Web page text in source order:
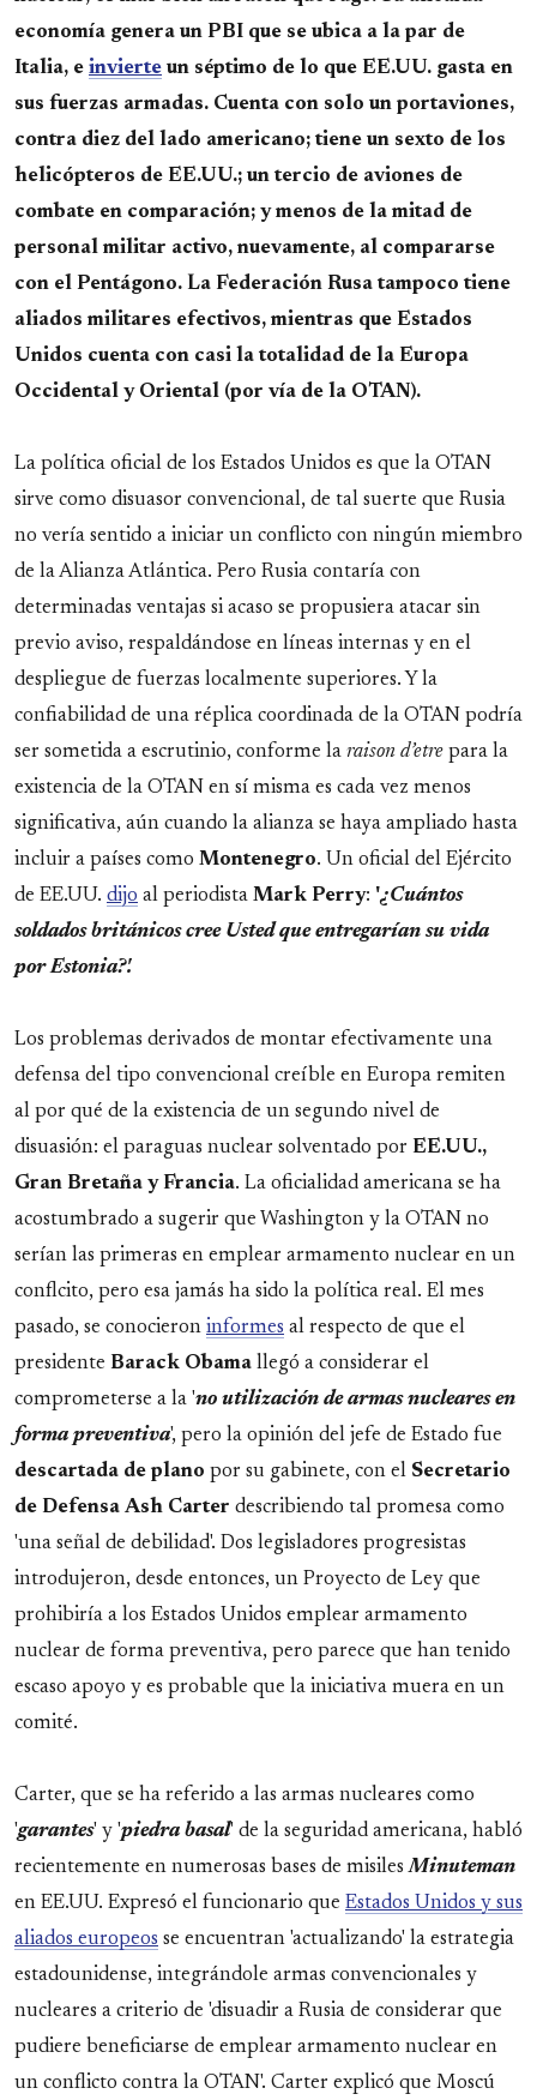
economía genera un PBI que se ubica a la par de
Italia, e invierte un séptimo de lo que EE.UU. gasta en
sus fuerzas armadas. Cuenta con solo un portaviones,
contra diez del lado americano; tiene un sexto de los
helicópteros de EE.UU.; un tercio de aviones de
combate en comparación; y menos de la mitad de
personal militar activo, nuevamente, al compararse
con el Pentágono. La Federación Rusa tampoco tiene
aliados militares efectivos, mientras que Estados
Unidos cuenta con casi la totalidad de la Europa
Occidental y Oriental (por vía de la OTAN).
La política oficial de los Estados Unidos es que la OTAN
sirve como disuasor convencional, de tal suerte que Rusia
no vería sentido a iniciar un conflicto con ningún miembro
de la Alianza Atlántica. Pero Rusia contaría con
determinadas ventajas si acaso se propusiera atacar sin
previo aviso, respaldándose en líneas internas y en el
despliegue de fuerzas localmente superiores. Y la
confiabilidad de una réplica coordinada de la OTAN podría
ser sometida a escrutinio, conforme la raison d’etre para la
existencia de la OTAN en sí misma es cada vez menos
significativa, aún cuando la alianza se haya ampliado hasta
incluir a países como Montenegro. Un oficial del Ejército
de EE.UU. dijo al periodista Mark Perry: '¿Cuántos
soldados británicos cree Usted que entregarían su vida
por Estonia?'.
Los problemas derivados de montar efectivamente una
defensa del tipo convencional creíble en Europa remiten
al por qué de la existencia de un segundo nivel de
disuasión: el paraguas nuclear solventado por EE.UU.,
Gran Bretaña y Francia. La oficialidad americana se ha
acostumbrado a sugerir que Washington y la OTAN no
serían las primeras en emplear armamento nuclear en un
conflcito, pero esa jamás ha sido la política real. El mes
pasado, se conocieron informes al respecto de que el
presidente Barack Obama llegó a considerar el
comprometerse a la 'no utilización de armas nucleares en
forma preventiva', pero la opinión del jefe de Estado fue
descartada de plano por su gabinete, con el Secretario
de Defensa Ash Carter describiendo tal promesa como
'una señal de debilidad'. Dos legisladores progresistas
introdujeron, desde entonces, un Proyecto de Ley que
prohibiría a los Estados Unidos emplear armamento
nuclear de forma preventiva, pero parece que han tenido
escaso apoyo y es probable que la iniciativa muera en un
comité.
Carter, que se ha referido a las armas nucleares como
'garantes' y 'piedra basal' de la seguridad americana, habló
recientemente en numerosas bases de misilesMinuteman
en EE.UU. Expresó el funcionario que Estados Unidos y sus
aliados europeos se encuentran 'actualizando' la estrategia
estadounidense, integrándole armas convencionales y
nucleares a criterio de 'disuadir a Rusia de considerar que
pudiere beneficiarse de emplear armamento nuclear en
un conflicto contra la OTAN'. Carter explicó que Moscú